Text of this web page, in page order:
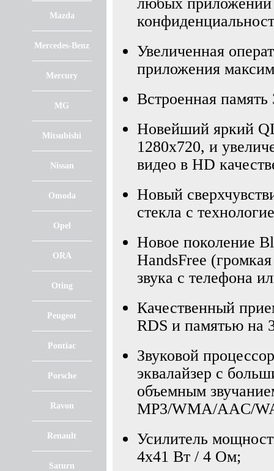
Mazda
Mercedes-Benz
Mercury
MG
Mitsubishi
Nissan
Omoda
Opel
ORA
Oting
Peugeot
Pontiac
Porsche
Ravon
Renault
Saturn
Увеличенная
приложения
Встроенная
Новейший яркий
1280х720, и
видео в HD
Новый
стекла с
Новое поколение
HandsFree
звука с телефона
Качественный
RDS и памятью на
Звуковой
эквалайзер с
объемным
MP3/WMA/AAC/
Усилитель
4x41 Вт / 4 Ом;